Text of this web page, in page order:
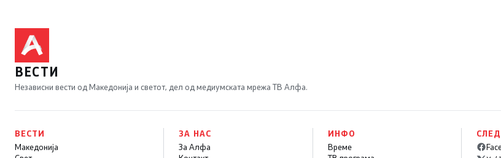
ВЕСТИ
Независни вести од Македонија и светот, дел од медиумската мрежа ТВ Алфа.
ВЕСТИ
Македонија
ЗА НАС
За Алфа
ИНФО
Време